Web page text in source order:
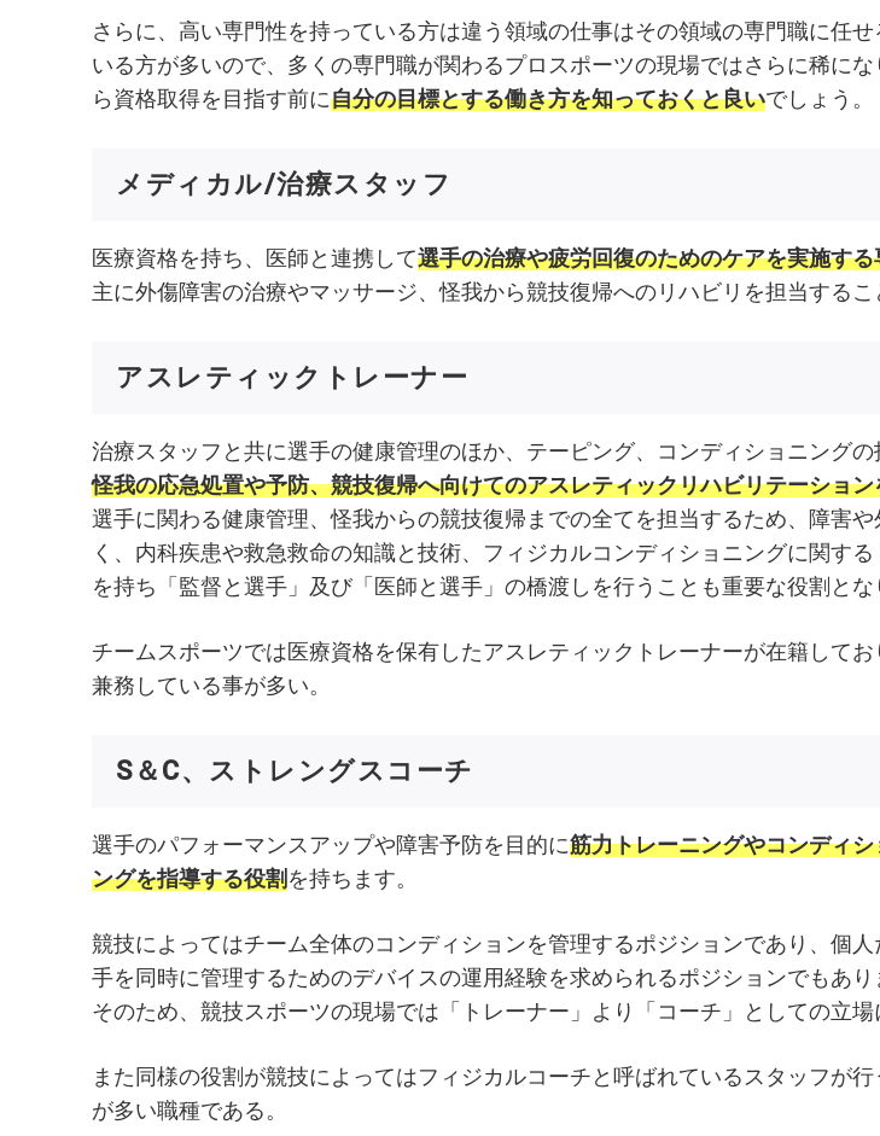
さらに、高い専門性を持っている方は違う領域の仕事はその領域の専門職に任
いる方が多いので、多くの専門職が関わるプロスポーツの現場ではさらに稀に
ら資格取得を目指す前に自分の目標とする働き方を知っておくと良いでしょう。
メディカル/治療スタッフ
医療資格を持ち、医師と連携して選手の治療や疲労回復のためのケアを実施する
主に外傷障害の治療やマッサージ、怪我から競技復帰へのリハビリを担当するこ
アスレティックトレーナー
治療スタッフと共に選手の健康管理のほか、テーピング、コンディショニングの
怪我の応急処置や予防、競技復帰へ向けてのアスレティックリハビリテーション
選手に関わる健康管理、怪我からの競技復帰までの全てを担当するため、障害
く、内科疾患や救急救命の知識と技術、フィジカルコンディショニングに関す
を持ち「監督と選手」及び「医師と選手」の橋渡しを行うことも重要な役割とな
チームスポーツでは医療資格を保有したアスレティックトレーナーが在籍してお
兼務している事が多い。
S＆C、ストレングスコーチ
選手のパフォーマンスアップや障害予防を目的に筋力トレーニングやコンディ
ングを指導する役割を持ちます。
競技によってはチーム全体のコンディションを管理するポジションであり、個
手を同時に管理するためのデバイスの運用経験を求められるポジションでもあり
そのため、競技スポーツの現場では「トレーナー」より「コーチ」としての立場
また同様の役割が競技によってはフィジカルコーチと呼ばれているスタッフが
が多い職種である。